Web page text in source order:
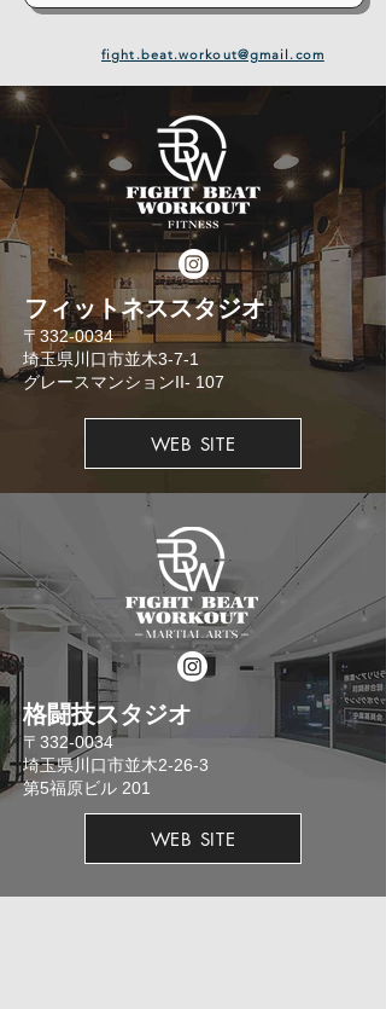
fight.beat.workout@gmail.com
​フィットネススタジオ
​〒332-0034
埼玉県川口市並木3-7-1
​グレースマンションII- 107
WEB SITE
格闘技スタジオ
​〒332-0034
埼玉県川口市並木2-26-3
​第5福原ビル 201
WEB SITE